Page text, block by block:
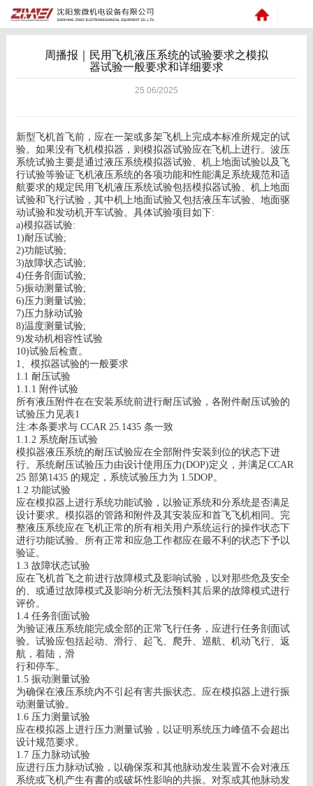
周播报｜民用飞机液压系统的试验要求之模拟
器试验一般要求和详细要求
25.06/2025
新型飞机首飞前，应在一架或多架飞机上完成本标准所规定的试
验。如果没有飞机模拟器，则模拟器试验应在飞机上进行。波压
系统试验主要是通过液压系统模拟器试验、机上地面试验以及飞
行试验等验证飞机液压系统的各项功能和性能满足系统规范和适
航要求的规定民用飞机液压系统试验包括模拟器试验、机上地面
试验和飞行试验，其中机上地面试验又包括液压车试验、地面驱
动试验和发动机开车试验。具体试验项目如下:
a)模拟器试验:
1)耐压试验;
2)功能试验;
3)故障状态试验;
4)任务剖面试验;
5)振动测量试验;
6)压力测量试验;
7)压力脉动试验
8)温度测量试验;
9)发动机相容性试验
10)试验后检查。
1、模拟器试验的一般要求
1.1 耐压试验
1.1.1 附件试验
所有液压附件在在安装系统前进行耐压试验，各附件耐压试验的
试验压力见表1
注:本条要求与 CCAR 25.1435 条一致
1.1.2 系统耐压试验
模拟器液压系统的耐压试验应在全部附件安装到位的状态下进
行。系统耐压试验压力由设计使用压力(DOP)定义，并满足CCAR
25 部第1435 的规定，系统试验压力为 1.5DOP。
1.2 功能试验
应在模拟器上进行系统功能试验，以验证系统和分系统是否满足
设计要求。模拟器的管路和附件及其安装应和首飞飞机相同。完
整液压系统应在飞机正常的所有相关用户系统运行的操作状态下
进行功能试验。所有正常和应急工作都应在最不利的状态下予以
验证。
1.3 故障状态试验
应在飞机首飞之前进行故障模式及影响试验，以对那些危及安全
的、或通过故障模式及影响分析无法预料其后果的故障模式进行
评价。
1.4 任务剖面试验
为验证液压系统能完成全部的正常飞行任务，应进行任务剖面试
验。试验应包括起动、滑行、起飞、爬升、巡航、机动飞行、返
航，着陆，滑
行和停车。
1.5 振动测量试验
为确保在液压系统内不引起有害共振状态。应在模拟器上进行振
动测量试验。
1.6 压力测量试验
应在模拟器上进行压力测量试验，以证明系统压力峰值不会超出
设计规范要求。
1.7 压力脉动试验
应进行压力脉动试验，以确保泵和其他脉动发生装置不会对液压
系统或飞机产生有書的或破坏性影响的共振。对泵或其他脉动发